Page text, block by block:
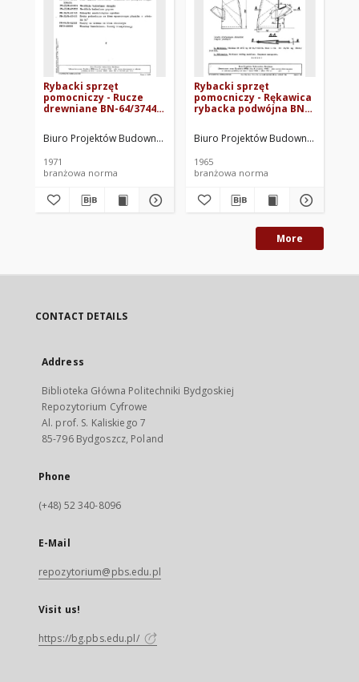
Rybacki sprzęt
pomocniczy - Rucze
drewniane BN-64/3744-
Biuro Projektów Budownictwa Morskiego. Oprac.
1971
branżowa norma
Rybacki sprzęt
pomocniczy - Rękawica
rybacka podwójna BN-
Biuro Projektów Budownictwa
1965
branżowa norma
More
CONTACT DETAILS
Address
Biblioteka Główna Politechniki Bydgoskiej
Repozytorium Cyfrowe
Al. prof. S. Kaliskiego 7
85-796 Bydgoszcz, Poland
Phone
(+48) 52 340-8096
E-Mail
repozytorium@pbs.edu.pl
Visit us!
https://bg.pbs.edu.pl/